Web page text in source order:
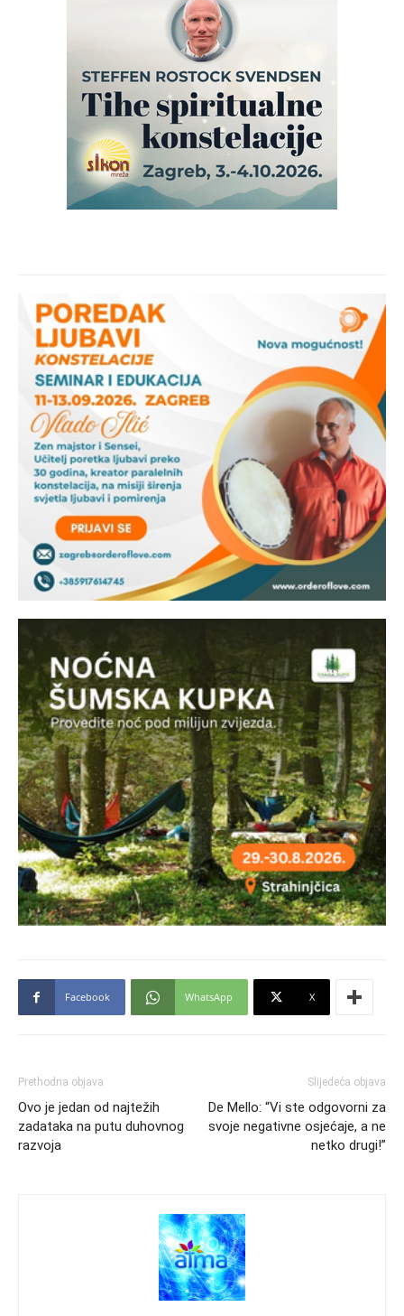
Facebook WhatsApp X
Prethodna objava
Ovo je jedan od najtežih
zadataka na putu duhovnog
razvoja
Slijedeća objava
De Mello: “Vi ste odgovorni za
svoje negativne osjećaje, a ne
netko drugi!”